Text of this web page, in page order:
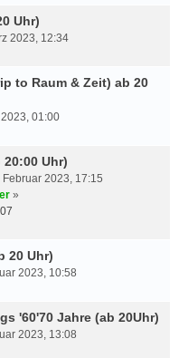
Uhr)
2023, 12:34
to Raum & Zeit) ab 20
01:00
Uhr)
2023, 17:15
»
20 Uhr)
2023, 10:58
'60'70 Jahre (ab 20Uhr)
2023, 13:08